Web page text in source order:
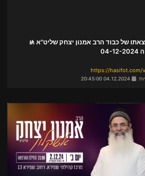
של כבוד הרב אמנון יצחק שליט"א 🚸
https://hasifot.com/